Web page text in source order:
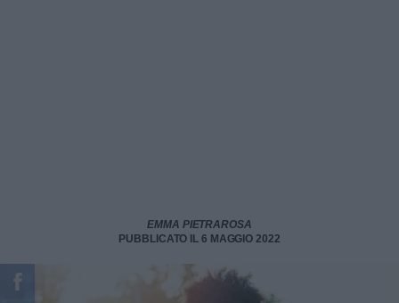
EMMA PIETRAROSA
PUBBLICATO IL 6 MAGGIO 2022